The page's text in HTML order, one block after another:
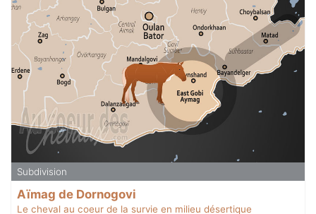
Subdivision
Aïmag de Dornogovi
Le cheval au coeur de la survie en milieu désertique